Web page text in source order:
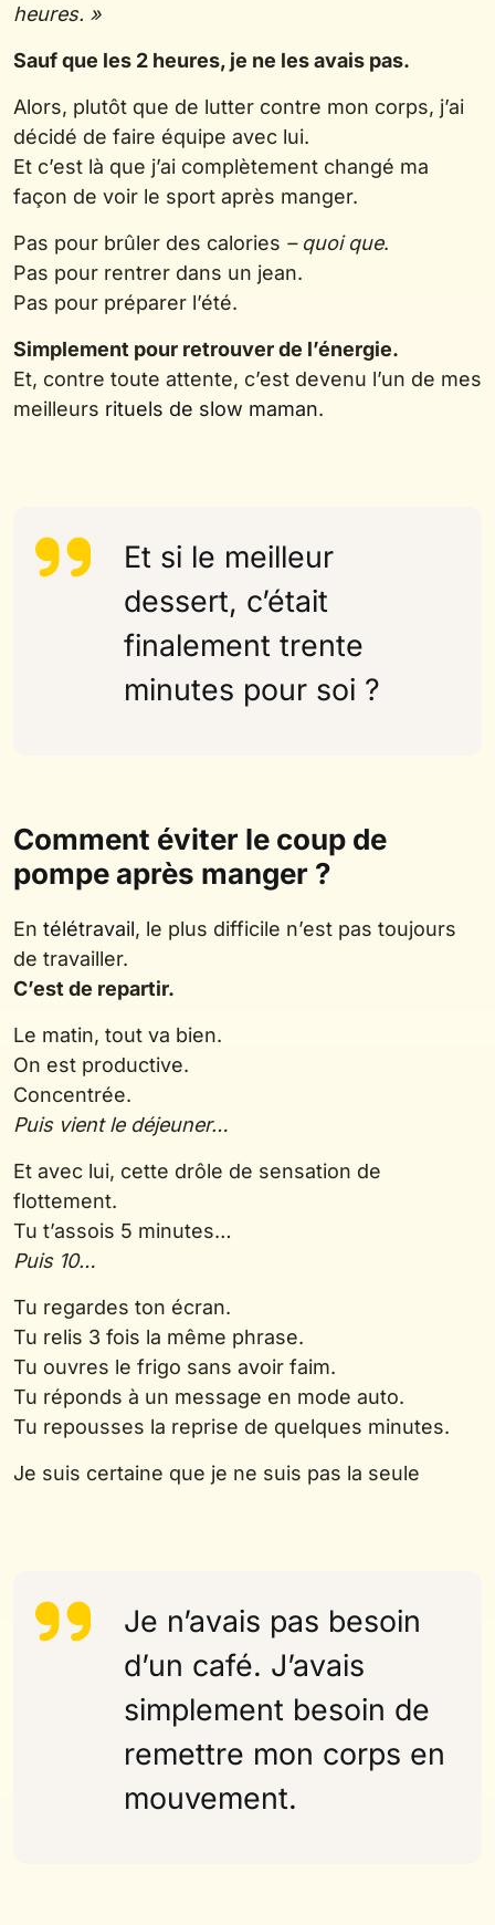
heures. »
Sauf que les 2 heures, je ne les avais pas.
Alors, plutôt que de lutter contre mon corps, j’ai
décidé de faire équipe avec lui.
Et c’est là que j’ai complètement changé ma
façon de voir le sport après manger.
Pas pour brûler des calories – quoi que.
Pas pour rentrer dans un jean.
Pas pour préparer l’été.
Simplement pour retrouver de l’énergie.
Et, contre toute attente, c’est devenu l’un de mes
meilleurs rituels de slow maman.
Et si le meilleur
dessert, c’était
finalement trente
minutes pour soi ?
Comment éviter le coup de
pompe après manger ?
En télétravail, le plus difficile n’est pas toujours
de travailler.
C’est de repartir.
Le matin, tout va bien.
On est productive.
Concentrée.
Puis vient le déjeuner…
Et avec lui, cette drôle de sensation de
flottement.
Tu t’assois 5 minutes…
Puis 10…
Tu regardes ton écran.
Tu relis 3 fois la même phrase.
Tu ouvres le frigo sans avoir faim.
Tu réponds à un message en mode auto.
Tu repousses la reprise de quelques minutes.
Je suis certaine que je ne suis pas la seule
Je n’avais pas besoin
d’un café. J’avais
simplement besoin de
remettre mon corps en
mouvement.